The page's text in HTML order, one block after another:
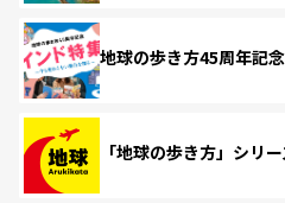
地球の歩き方45周年記
「地球の歩き方」シリ